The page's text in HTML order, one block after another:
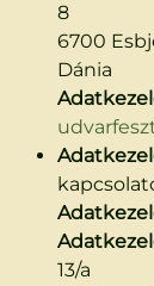
8
6700
Dánia
13/a